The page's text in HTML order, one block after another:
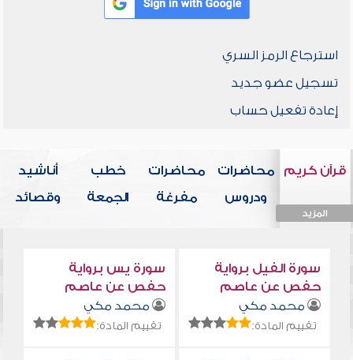
استرجاع الرمز السري
تسجيل عضو جديد
إعادة تفعيل حساب
قرآن كريم
المزيد
محاضرات
ودروس
محاضرات
مفرغة
خطب
الجمعة
أناشيد
وقصائد
سورة الفيل برواية
حفص عن عاصم
محمد مكي
تقييم المادة:
سورة يس برواية
حفص عن عاصم
محمد مكي
تقييم المادة: